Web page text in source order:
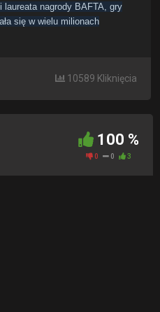
nagrody BAFTA, gry
się w wielu milionach
10589 Kliknięcia
100 %
0 0 3